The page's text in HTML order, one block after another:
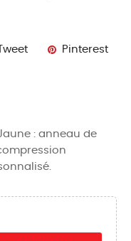
Tweet Pinterest
: anneau de